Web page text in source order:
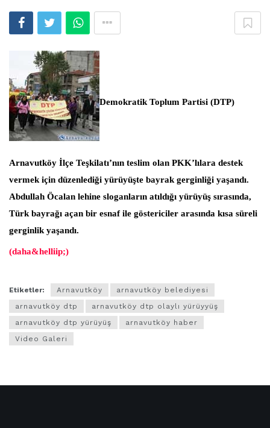
Demokratik Toplum Partisi (DTP)
Arnavutköy İlçe Teşkilatı’nın teslim olan PKK’lılara destek
vermek için düzenlediği yürüyüşte bayrak gerginliği yaşandı.
Abdullah Öcalan lehine sloganların atıldığı yürüyüş sırasında,
Türk bayrağı açan bir esnaf ile göstericiler arasında kısa süreli
gerginlik yaşandı.
(daha&helliip;)
Etiketler: Arnavutköy
arnavutköy belediyesi
arnavutköy dtp
arnavutköy dtp olaylı yürüyyüş
arnavutköy dtp yürüyüş
arnavutköy haber
Video Galeri